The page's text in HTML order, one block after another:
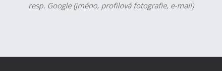
resp. Google (jméno, profilová fotografie, e-mail)